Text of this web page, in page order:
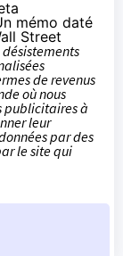
mémo daté
Street
de revenus
où nous
publicitaires à
leur
par des
le site qui